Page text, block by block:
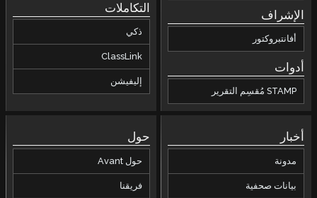
الإشراف
أفانتبروكتور
أدوات
STAMP مُقسِم التقرير
التكاملات
ذكي
ClassLink
إليفيشن
أخبار
مدونة
بيانات صحفية
حول
حول Avant
فريقنا